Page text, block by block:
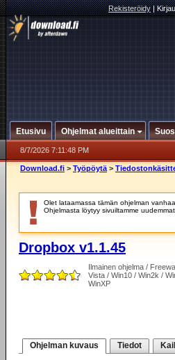
Rekisteröidy|
Etusivu Ohjelmat alueittain
8/7/2026 7:11:48 PM
Download.fi > Työpöytä >
Olet lataamassa tämän ohjelman vanhaa
Ohjelmasta löytyy sivuiltamme
Dropbox v1.1.45
Ilmainen ohjelma /
Vista / Win10 / Win2k /
WinXP
Ohjelman kuvaus Tiedot